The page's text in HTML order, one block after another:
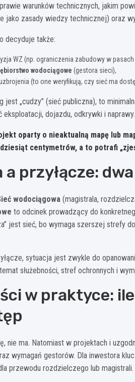
warunków technicznych, jakim
zasady wiedzy technicznej) oraz
decyduje także:
WZ (np. ograniczenia zabudowy w
wodociągowe (gestora sieci),
(to one weryfikują, czy sieć ma
„cudzy” (sieć publiczna), to
dojazdu, odkrywki i naprawy.
oparty o nieaktualną mapę lub
centymetrów, a to potrafi
przyłącze:
wodociągowa (magistrala,
to odcinek prowadzący do
jest sieć, bo wymaga szerszej strefy
sytuacja jest zwykle do
służebności, stref ochronnych i
w praktyce:
nie ma. Natomiast w projektach i
wymagań gestorów. Dla inwestora
przewodu rozdzielczego lub magistrali.